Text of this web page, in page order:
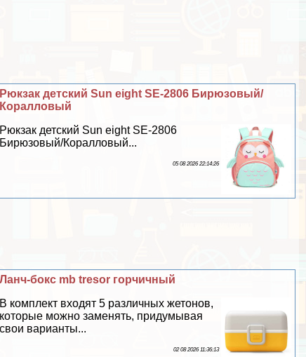
Рюкзак детский Sun eight SE-2806 Бирюзовый/
Коралловый
Рюкзак детский Sun eight SE-2806
Бирюзовый/Коралловый...
05 08 2026 22:14:26
Ланч-бокс mb tresor горчичный
В комплект входят 5 различных жетонов,
которые можно заменять, придумывая
свои варианты...
02 08 2026 11:36:13